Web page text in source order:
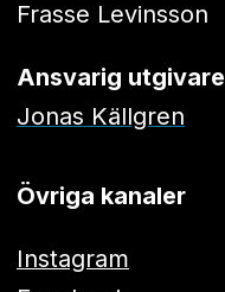
Frasse Levinsson
Ansvarig utgivare
Jonas Källgren
Övriga kanaler
Instagram